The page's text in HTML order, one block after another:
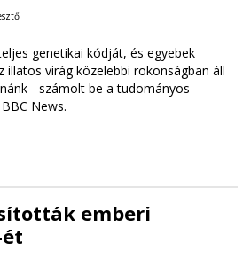
genetikai kódját, és egyebek
illatos virág közelebbi rokonságban áll
- számolt be a tudományos
News.
emberi